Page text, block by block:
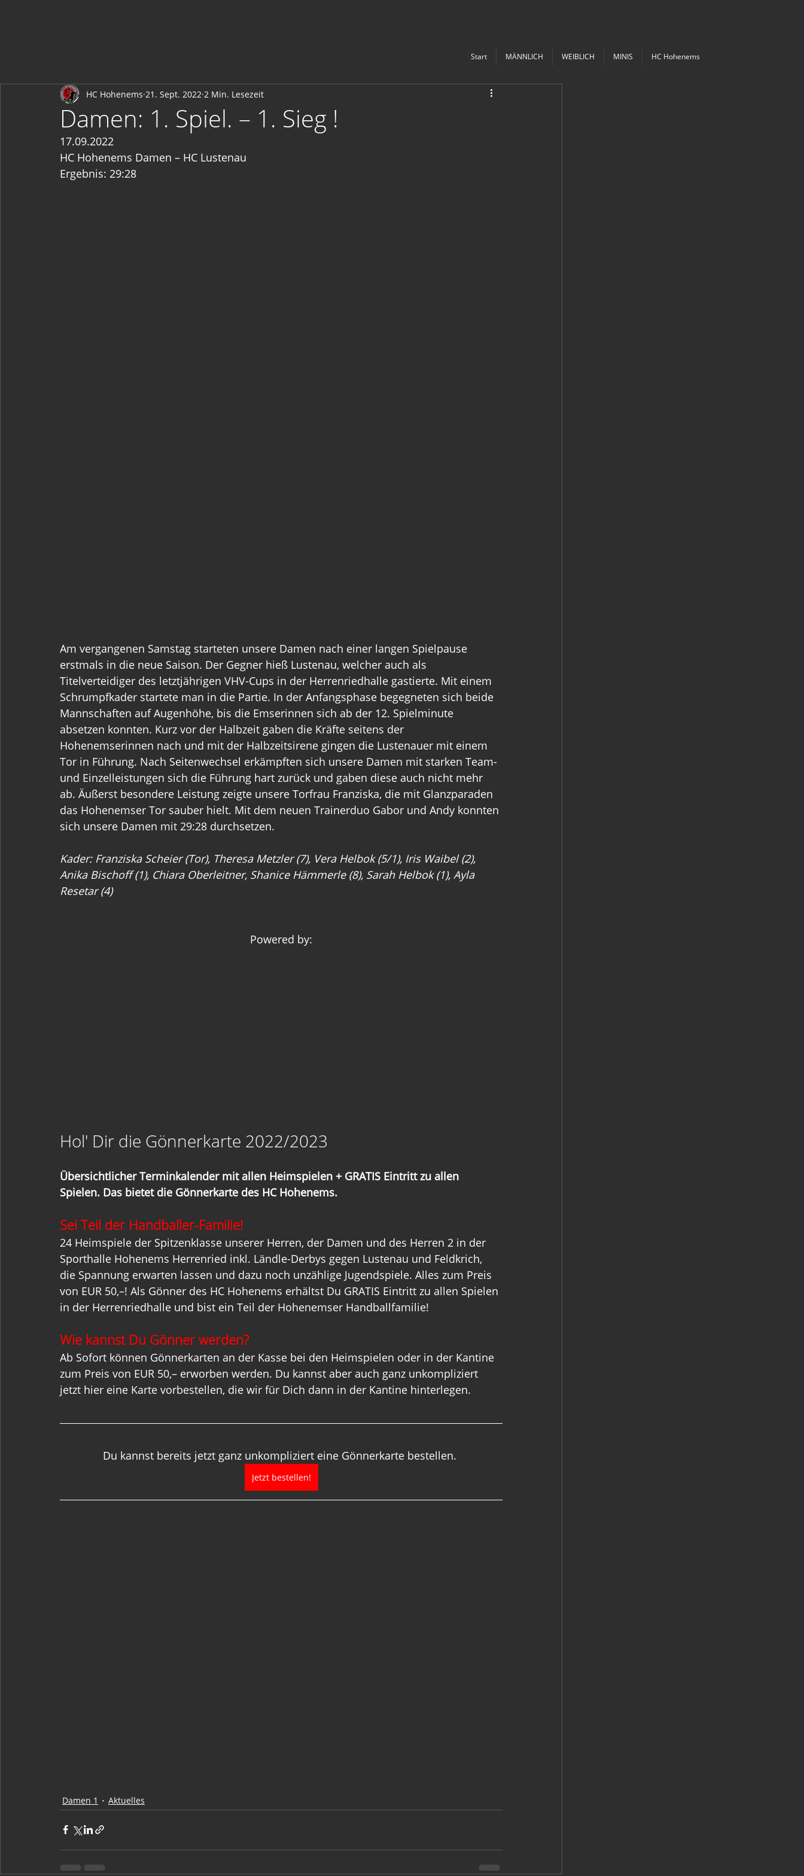
Start MÄNNLICH WEIBLICH MINIS HC Hohenems
Damen: 1. Spiel. – 1. Sieg !
HC Hohenems 21. Sept. 2022 2 Min. Lesezeit
17.09.2022
HC Hohenems Damen – HC Lustenau
Ergebnis: 29:28
Am vergangenen Samstag starteten unsere Damen nach einer langen Spielpause
erstmals in die neue Saison. Der Gegner hieß Lustenau, welcher auch als
Titelverteidiger des letztjährigen VHV-Cups in der Herrenriedhalle gastierte. Mit einem
Schrumpfkader startete man in die Partie. In der Anfangsphase begegneten sich beide
Mannschaften auf Augenhöhe, bis die Emserinnen sich ab der 12. Spielminute
absetzen konnten. Kurz vor der Halbzeit gaben die Kräfte seitens der
Hohenemserinnen nach und mit der Halbzeitsirene gingen die Lustenauer mit einem
Tor in Führung. Nach Seitenwechsel erkämpften sich unsere Damen mit starken Team-
und Einzelleistungen sich die Führung hart zurück und gaben diese auch nicht mehr
ab. Äußerst besondere Leistung zeigte unsere Torfrau Franziska, die mit Glanzparaden
das Hohenemser Tor sauber hielt. Mit dem neuen Trainerduo Gabor und Andy konnten
sich unsere Damen mit 29:28 durchsetzen.
Kader: Franziska Scheier (Tor), Theresa Metzler (7), Vera Helbok (5/1), Iris Waibel (2),
Anika Bischoff (1), Chiara Oberleitner, Shanice Hämmerle (8), Sarah Helbok (1), Ayla
Resetar (4)
Powered by:
Hol' Dir die Gönnerkarte 2022/2023
Übersichtlicher Terminkalender mit allen Heimspielen + GRATIS Eintritt zu allen
Spielen. Das bietet die Gönnerkarte des HC Hohenems.
Sei Teil der Handballer-Familie!
24 Heimspiele der Spitzenklasse unserer Herren, der Damen und des Herren 2 in der
Sporthalle Hohenems Herrenried inkl. Ländle-Derbys gegen Lustenau und Feldkrich,
die Spannung erwarten lassen und dazu noch unzählige Jugendspiele. Alles zum Preis
von EUR 50,–! Als Gönner des HC Hohenems erhältst Du GRATIS Eintritt zu allen Spielen
in der Herrenriedhalle und bist ein Teil der Hohenemser Handballfamilie!
Wie kannst Du Gönner werden?
Ab Sofort können Gönnerkarten an der Kasse bei den Heimspielen oder in der Kantine
zum Preis von EUR 50,– erworben werden. Du kannst aber auch ganz unkompliziert
jetzt hier eine Karte vorbestellen, die wir für Dich dann in der Kantine hinterlegen.
Du kannst bereits jetzt ganz unkompliziert eine Gönnerkarte bestellen.
Jetzt bestellen!
Damen 1 Aktuelles